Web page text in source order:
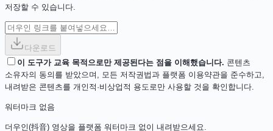
저장할 수 있습니다.
다운로드
이 도구가 교육 목적으로만 제공된다는 점을 이해했습니다. 콘텐츠
소유자의 동의를 받았으며, 모든 저작권법과 플랫폼 이용약관을 준수하고,
내려받은 콘텐츠를 개인적·비상업적 용도로만 사용할 것을 확인합니다.
워터마크 없음
더우인(抖音) 영상을 플랫폼 워터마크 없이 내려받으세요.